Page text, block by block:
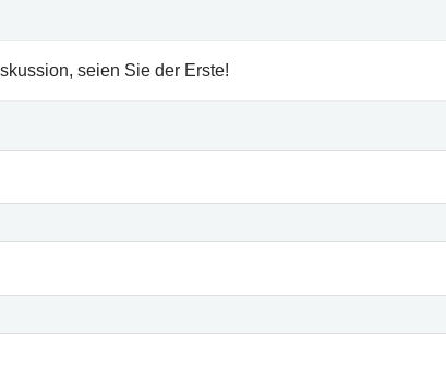
seien Sie der Erste!